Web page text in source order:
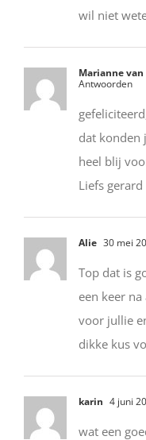
wil niet
Marianne
Antwoorden
dat konden
heel blij
Liefs
Alie 30 mei
Top dat is
een keer
voor jullie
dikke kus
karin 4 juni
wat een